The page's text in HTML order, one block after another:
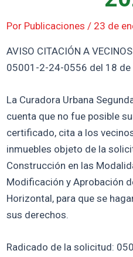
Por Publicaciones / 23 de
AVISO CITACIÓN A
05001-2-24-0556 del 18
La Curadora Urbana
cuenta que no fue posible
certificado, cita a los
inmuebles objeto de la
Construcción en las
Modificación y Aprobación
Horizontal, para que se
sus derechos.
Radicado de la solicitud: